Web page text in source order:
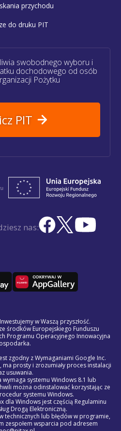
przychodu
do druku PIT
swobodnego wyboru i
dochodowego od osób
Pożytku
PIT
nas:
w Waszą przyszłość.
środków Europejskiego Funduszu
Programu Operacyjnego Innowacyjna
zgodny z Wymaganiami Google Inc.
prosty i zrozumiały proces instalacji
usuwania.
systemu Windows 8.1 lub
można odinstalować korzystając ze
systemu Windows.
dla Windows jest częścią Regulaminu
Drogą Elektroniczną.
technicznych lub błędów w programie,
zespołem wsparcia pod adresem